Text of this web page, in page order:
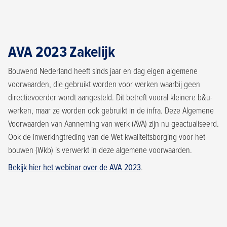
AVA 2023 Zakelijk
Bouwend Nederland heeft sinds jaar en dag eigen algemene
voorwaarden, die gebruikt worden voor werken waarbij geen
directievoerder wordt aangesteld. Dit betreft vooral kleinere b&u-
werken, maar ze worden ook gebruikt in de infra. Deze Algemene
Voorwaarden van Aanneming van werk (AVA) zijn nu geactualiseerd.
Ook de inwerkingtreding van de Wet kwaliteitsborging voor het
bouwen (Wkb) is verwerkt in deze algemene voorwaarden.
Bekijk hier het webinar over de AVA 2023.